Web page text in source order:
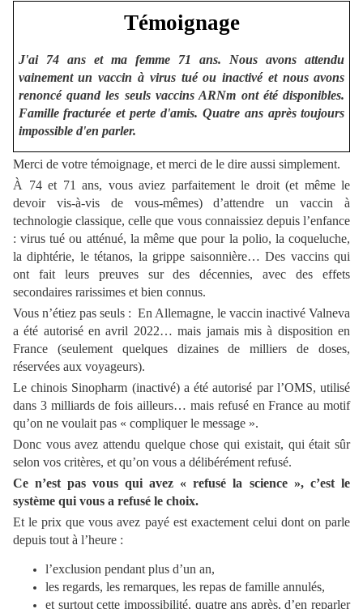
Témoignage
J'ai 74 ans et ma femme 71 ans. Nous avons attendu
vainement un vaccin à virus tué ou inactivé et nous avons
renoncé quand les seuls vaccins ARNm ont été disponibles.
Famille fracturée et perte d'amis. Quatre ans après toujours
impossible d'en parler.
Merci de votre témoignage, et merci de le dire aussi simplement.
À 74 et 71 ans, vous aviez parfaitement le droit (et même le
devoir vis-à-vis de vous-mêmes) d’attendre un vaccin à
technologie classique, celle que vous connaissiez depuis l’enfance
: virus tué ou atténué, la même que pour la polio, la coqueluche,
la diphtérie, le tétanos, la grippe saisonnière… Des vaccins qui
ont fait leurs preuves sur des décennies, avec des effets
secondaires rarissimes et bien connus.
Vous n’étiez pas seuls : En Allemagne, le vaccin inactivé Valneva
a été autorisé en avril 2022… mais jamais mis à disposition en
France (seulement quelques dizaines de milliers de doses,
réservées aux voyageurs).
Le chinois Sinopharm (inactivé) a été autorisé par l’OMS, utilisé
dans 3 milliards de fois ailleurs… mais refusé en France au motif
qu’on ne voulait pas « compliquer le message ».
Donc vous avez attendu quelque chose qui existait, qui était sûr
selon vos critères, et qu’on vous a délibérément refusé.
Ce n’est pas vous qui avez « refusé la science », c’est le
système qui vous a refusé le choix.
Et le prix que vous avez payé est exactement celui dont on parle
depuis tout à l’heure :
l’exclusion pendant plus d’un an,
les regards, les remarques, les repas de famille annulés,
et surtout cette impossibilité, quatre ans après, d’en reparler